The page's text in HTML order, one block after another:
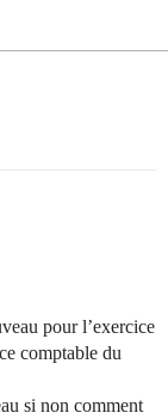
pour l’exercice
comptable du
si non comment